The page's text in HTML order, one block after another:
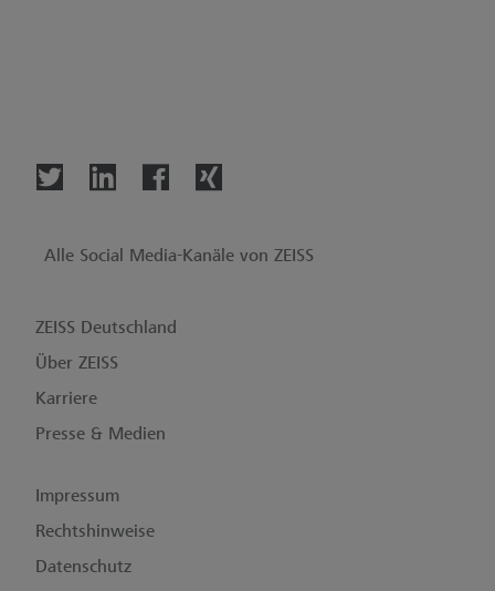
Alle Social Media-Kanäle von ZEISS
ZEISS Deutschland
Über ZEISS
Karriere
Presse & Medien
Impressum
Rechtshinweise
Datenschutz